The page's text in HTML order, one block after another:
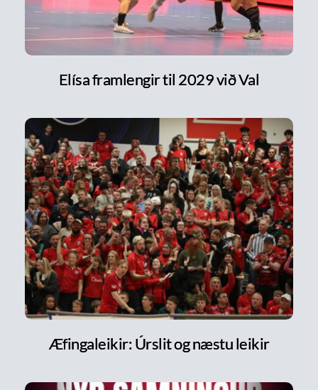
Elísa framlengir til 2029 við Val
Æfingaleikir: Úrslit og næstu leikir